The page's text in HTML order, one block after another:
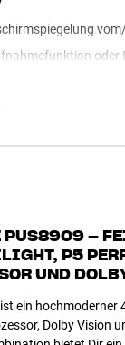
oder
PUS8909 –
P5
UND
ein hochmoderner
Dolby Vision